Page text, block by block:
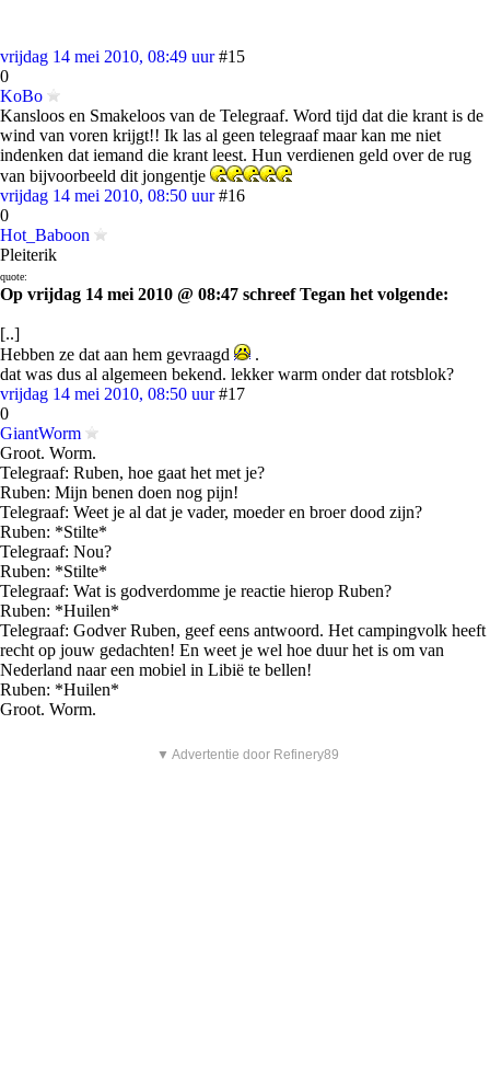
vrijdag 14 mei 2010, 08:49 uur #15
0
KoBo
Kansloos en Smakeloos van de Telegraaf. Word tijd dat die krant is de
wind van voren krijgt!! Ik las al geen telegraaf maar kan me niet
indenken dat iemand die krant leest. Hun verdienen geld over de rug
van bijvoorbeeld dit jongentje
vrijdag 14 mei 2010, 08:50 uur #16
0
Hot_Baboon
Pleiterik
quote:
Op vrijdag 14 mei 2010 @ 08:47 schreef Tegan het volgende:
[..]
Hebben ze dat aan hem gevraagd
.
dat was dus al algemeen bekend. lekker warm onder dat rotsblok?
vrijdag 14 mei 2010, 08:50 uur #17
0
GiantWorm
Groot. Worm.
Telegraaf: Ruben, hoe gaat het met je?
Ruben: Mijn benen doen nog pijn!
Telegraaf: Weet je al dat je vader, moeder en broer dood zijn?
Ruben: *Stilte*
Telegraaf: Nou?
Ruben: *Stilte*
Telegraaf: Wat is godverdomme je reactie hierop Ruben?
Ruben: *Huilen*
Telegraaf: Godver Ruben, geef eens antwoord. Het campingvolk heeft
recht op jouw gedachten! En weet je wel hoe duur het is om van
Nederland naar een mobiel in Libië te bellen!
Ruben: *Huilen*
Groot. Worm.
▼ Advertentie door Refinery89